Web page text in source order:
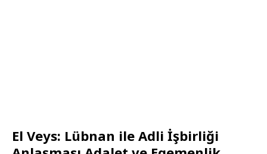
El Veys: Lübnan ile Adli İşbirliği